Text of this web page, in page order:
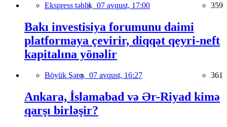
Ekspress təhlil, 07 avqust, 17:00 359
Bakı investisiya forumunu daimi
platformaya çevirir, diqqət qeyri-neft
kapitalına yönəlir
Böyük Şərq, 07 avqust, 16:27 361
Ankara, İslamabad və Ər-Riyad kimə
qarşı birləşir?